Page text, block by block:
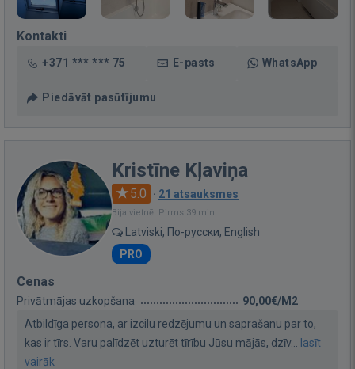
Kontakti
+371 *** *** 75 E-pasts WhatsApp
Piedāvāt pasūtījumu
Kristīne Kļaviņa
5.0 · 21 atsauksmes
Bija vietnē: Pirms 39 min.
Latviski, По-русски, English
PRO
Cenas
Privātmājas uzkopšana
90,00€/M2
Atbildīga persona, ar izcilu redzējumu un saprašanu par to,
kas ir tīrs. Varu palīdzēt uzturēt tīrību Jūsu mājās, dzīv... lasīt
vairāk